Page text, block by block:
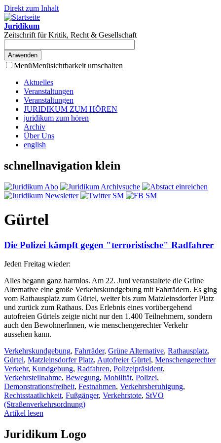
Direkt zum Inhalt
Juridikum
Zeitschrift für Kritik, Recht & Gesellschaft
MenüMenüsichtbarkeit umschalten
Aktuelles
Veranstaltungen
Veranstaltungen
JURIDIKUM ZUM HÖREN
juridikum zum hören
Archiv
Über Uns
english
schnellnavigation klein
Gürtel
Die Polizei kämpft gegen "terroristische" Radfahrer
Jeden Freitag wieder:
Alles begann ganz harmlos. Am 22. Juni veranstaltete die Grüne
Alternative eine große Verkehrskundgebung mit Fahrrädern. Es ging
vom Rathausplatz zum Gürtel, weiter bis zum Matzleinsdorfer Platz
und zurück zum Rathaus. Das Erlebnis eines vorübergehend
autofreien Gürtels zeigte nicht nur den 1.400 Teilnehmern, sondern
auch den BewohnerInnen, wie menschengerechter Verkehr
aussehen kann.
Verkehrskundgebung, Fahrräder, Grüne Alternative, Rathausplatz,
Gürtel, Matzleinsdorfer Platz, Autofreier Gürtel, Menschengerechter
Verkehr, Kundgebung, Radfahren, Polizeipräsident,
Verkehrsteilnahme, Bewegung, Mobilität, Polizei,
Demonstrationsfreiheit, Festnahmen, Verkehrsberuhigung,
Rechtsstaatlichkeit, Fußgänger, Verkehrstote, StVO
(Straßenverkehrsordnung)
Artikel lesen
Juridikum Logo